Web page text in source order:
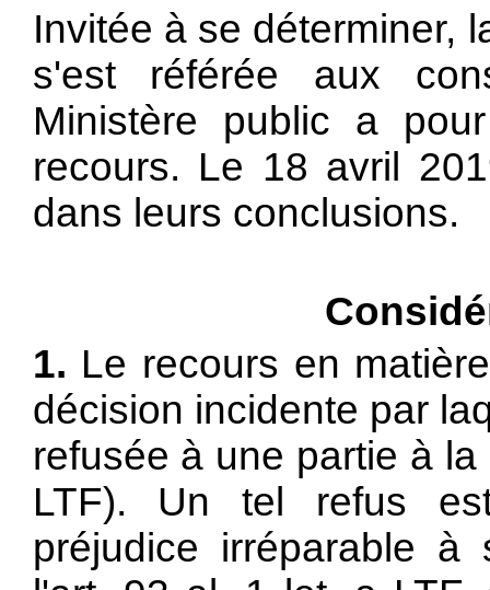
Invitée à se déterminer,
s'est référée aux
Ministère public a
recours. Le 18 avril
dans leurs conclusions.
1. Le recours en
décision incidente par
refusée à une partie à
LTF). Un tel refus
préjudice irréparable